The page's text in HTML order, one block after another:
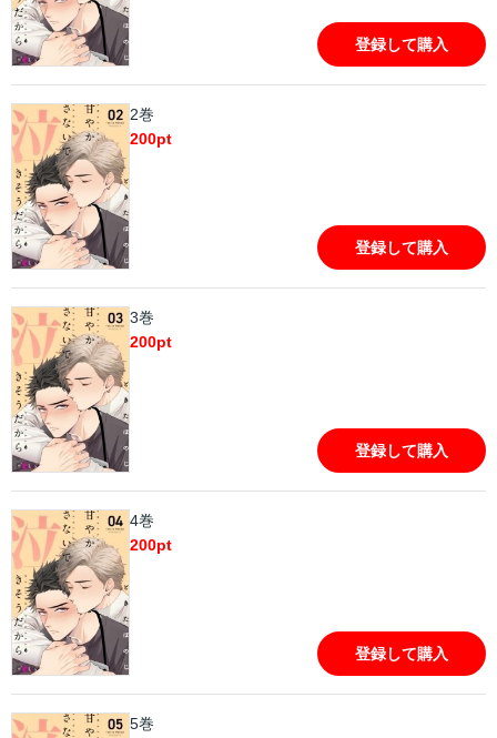
ハイスペイケメン×健気な貧乏学生の、ちょっぴり切なくてほんのり
甘い純愛ストーリー。【フィカス】
登録して購入
2巻
200pt
登録して購入
3巻
200pt
登録して購入
4巻
200pt
登録して購入
5巻